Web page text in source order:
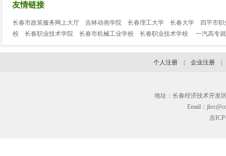
友情链接
长春市政策服务网上大厅 吉林动画学院 长春理工大学 长春大学
四平市
校
长春职业技术学院 长春市机械工业学校 长春职业技术学校 一汽高专
个人注册 企业注册
地址：长春经济技术开发
Email：
吉ICP